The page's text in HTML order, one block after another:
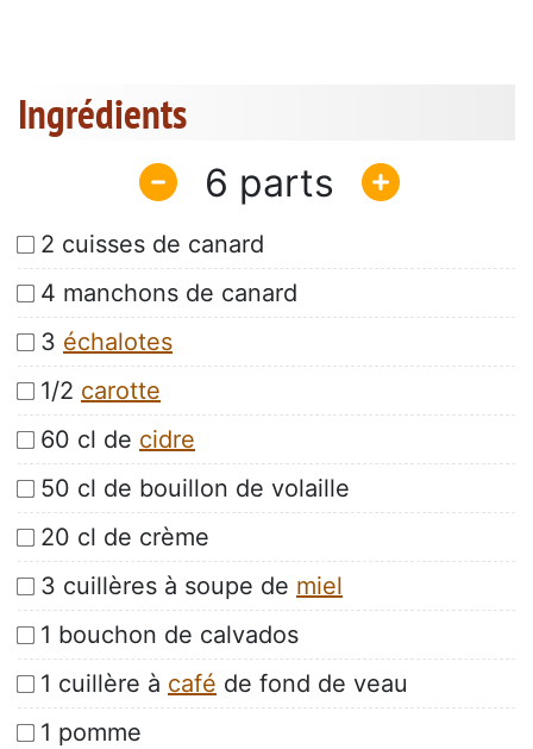
Ingrédients
6
2 cuisses de canard
4 manchons de canard
3 échalotes
1/2 carotte
60 cl de cidre
50 cl de bouillon de volaille
20 cl de crème
3 cuillères à soupe de miel
1 bouchon de calvados
1 cuillère à café de fond de veau
1 pomme